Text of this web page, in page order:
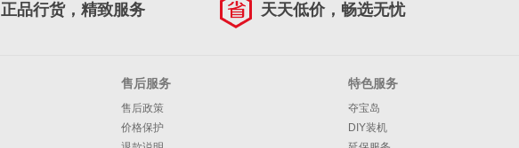
正品行货，精致服务 天天低价，畅选无忧
售后服务
售后政策
价格保护
特色服务
夺宝岛
DIY装机